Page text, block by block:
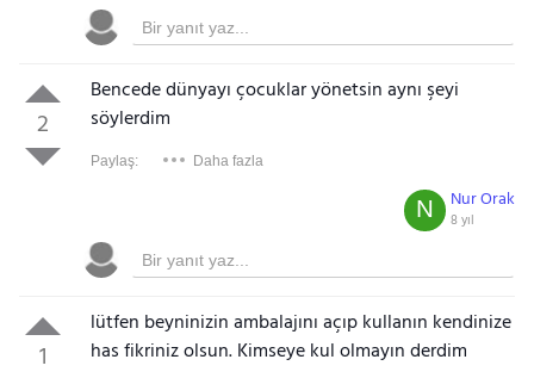
2
Bencede dünyayı çocuklar yönetsin aynı şeyi
söylerdim
Paylaş: Daha fazla
Nur Orak
8 yıl
N
1
lütfen beyninizin ambalajını açıp kullanın kendinize
has fikriniz olsun. Kimseye kul olmayın derdim